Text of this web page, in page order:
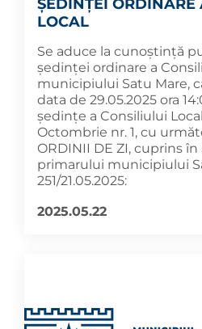
ȘEDINȚEI ORDINARE
LOCAL
Se aduce la cunoștință
ședinței ordinare a
municipiului Satu Mare,
data de 29.05.2025 ora
ședințe a Consiliului
Octombrie nr. 1, cu
ORDINII DE ZI, cuprins
primarului municipiului
251/21.05.2025:
2025.05.22